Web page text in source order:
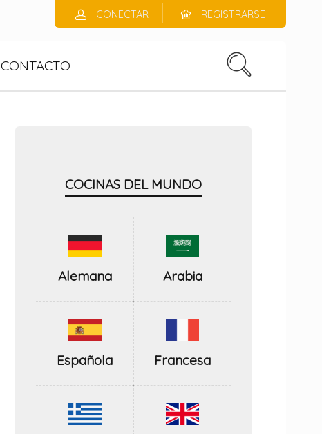
CONECTAR REGISTRARSE
CONTACTO
COCINAS DEL MUNDO
Alemana Arabia
Española Francesa